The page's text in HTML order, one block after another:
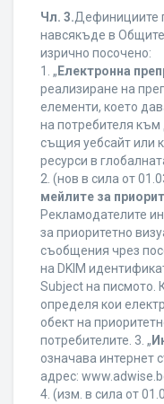
Чл. 3.Дефинициите
навсякъде в Общите
изрично посочено:
1. „ Електронна
реализиране на
елементи, което
на потребителя към
същия уебсайт или
ресурси в
2. (нов в сила от
мейлите за
Рекламодателите
за приоритетно
съобщения чрез
на DKIM
Subject на писмото.
определя кои
обект на
потребителите. 3. „
означава интернет
адрес:
4. (изм. в сила от